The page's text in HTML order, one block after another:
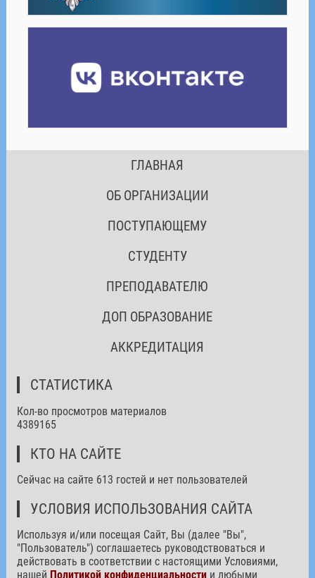
ГЛАВНАЯ
ОБ ОРГАНИЗАЦИИ
ПОСТУПАЮЩЕМУ
СТУДЕНТУ
ПРЕПОДАВАТЕЛЮ
ДОП ОБРАЗОВАНИЕ
АККРЕДИТАЦИЯ
СТАТИСТИКА
Кол-во просмотров материалов
4389165
КТО НА САЙТЕ
Сейчас на сайте 613 гостей и нет пользователей
УСЛОВИЯ ИСПОЛЬЗОВАНИЯ САЙТА
Используя и/или посещая Сайт, Вы (далее "Вы",
"Пользователь") соглашаетесь руководствоваться и
действовать в соответствии с настоящими Условиями,
нашей Политикой конфиденциальностии любыми